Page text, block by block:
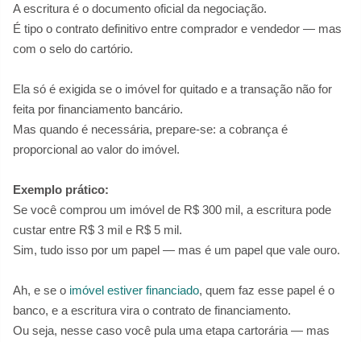
A escritura é o documento oficial da negociação.
É tipo o contrato definitivo entre comprador e vendedor — mas
com o selo do cartório.
Ela só é exigida se o imóvel for quitado e a transação não for
feita por financiamento bancário.
Mas quando é necessária, prepare-se: a cobrança é
proporcional ao valor do imóvel.
Exemplo prático:
Se você comprou um imóvel de R$ 300 mil, a escritura pode
custar entre R$ 3 mil e R$ 5 mil.
Sim, tudo isso por um papel — mas é um papel que vale ouro.
Ah, e se o imóvel estiver financiado, quem faz esse papel é o
banco, e a escritura vira o contrato de financiamento.
Ou seja, nesse caso você pula uma etapa cartorária — mas